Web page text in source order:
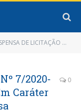
Nº 7/2020-007 (Contratação Direta, Em Caráter de Emergência de empresa especializada para aquisição de medicamentos)
7/2020-
Caráter
0